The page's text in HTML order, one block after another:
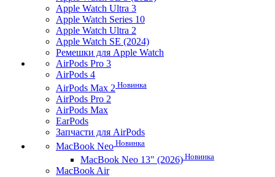
Apple Watch Ultra 3
Apple Watch Series 10
Apple Watch Ultra 2
Apple Watch SE (2024)
Ремешки для Apple Watch
AirPods Pro 3
AirPods 4
AirPods Max 2 Новинка
AirPods Pro 2
AirPods Max
EarPods
Запчасти для AirPods
MacBook Neo Новинка
MacBook Neo 13" (2026) Новинка
MacBook Air